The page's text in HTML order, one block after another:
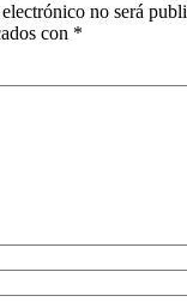
no será
con *